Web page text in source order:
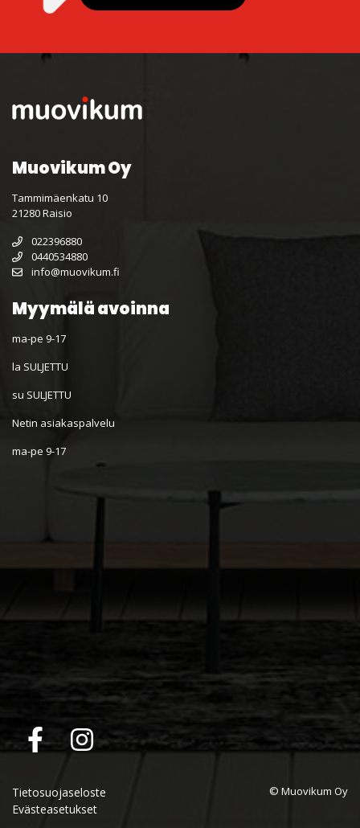
Muovikum Oy
Tammimäenkatu 10
21280 Raisio
022396880
0440534880
info@muovikum.fi
Myymälä avoinna
ma-pe 9-17
la SULJETTU
su SULJETTU
Netin asiakaspalvelu
ma-pe 9-17
Tietosuojaseloste
Evästeasetukset
© Muovikum Oy